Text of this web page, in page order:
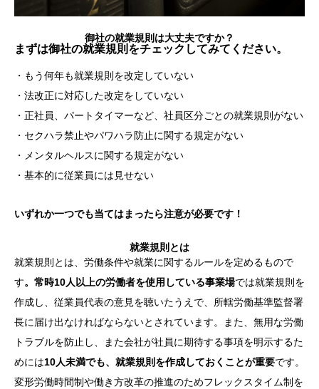
御社の就業規則は大丈夫ですか？
まずは御社の就業規則をチェックしてみてください。
・もう何年も就業規則を改定していない
・法改正に対応した改定をしていない
・正社員、パートタイマーなど、社員区分ごとの就業規則がない
・セクハラ禁止やパワハラ防止に関する規定がない
・メンタルヘルスに関する規定がない
・基本的に従業員には見せない
いずれか一つでも当てはまったら注意が必要です！
就業規則とは
就業規則とは、労働条件や就業に関するルールを定めるもので
す。常時10人以上の労働者を使用している事業場では就業規則を
作成し、従業員代表の意見を聴いたうえで、所轄労働基準監督署
長に届け出なければならないとされています。また、無用な労働
トラブルを防止し、また会社が社員に期待する事項を明示するた
めには10人未満でも、就業規則を作成しておくことが重要です。
変形労働時間制や働き方改革の推進のためフレックスタイム制を